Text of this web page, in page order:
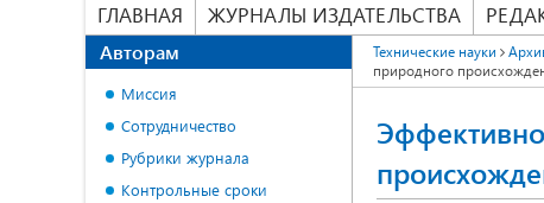
ГЛАВНАЯ ЖУРНАЛЫ ИЗДАТЕЛЬСТВА
Технические науки
природного
Авторам
Миссия
Сотрудничество
Рубрики журнала
Контрольные сроки